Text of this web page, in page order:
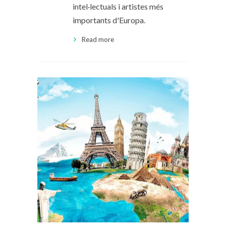
intel·lectuals i artistes més
importants d'Europa.
Read more